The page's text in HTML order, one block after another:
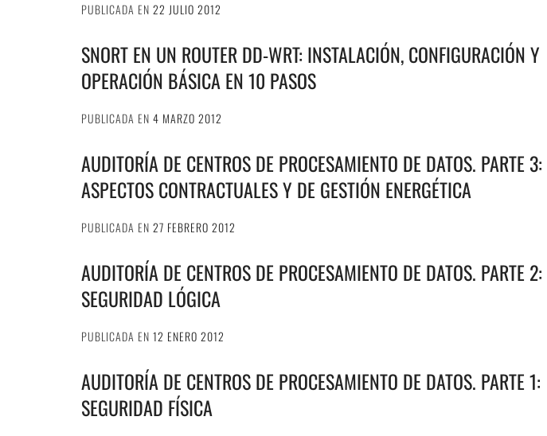
PUBLICADA EN 22 JULIO 2012
SNORT EN UN ROUTER DD-WRT: INSTALACIÓN, CONFIGURACIÓN Y
OPERACIÓN BÁSICA EN 10 PASOS
PUBLICADA EN 4 MARZO 2012
AUDITORÍA DE CENTROS DE PROCESAMIENTO DE DATOS. PARTE 3:
ASPECTOS CONTRACTUALES Y DE GESTIÓN ENERGÉTICA
PUBLICADA EN 27 FEBRERO 2012
AUDITORÍA DE CENTROS DE PROCESAMIENTO DE DATOS. PARTE 2:
SEGURIDAD LÓGICA
PUBLICADA EN 12 ENERO 2012
AUDITORÍA DE CENTROS DE PROCESAMIENTO DE DATOS. PARTE 1:
SEGURIDAD FÍSICA